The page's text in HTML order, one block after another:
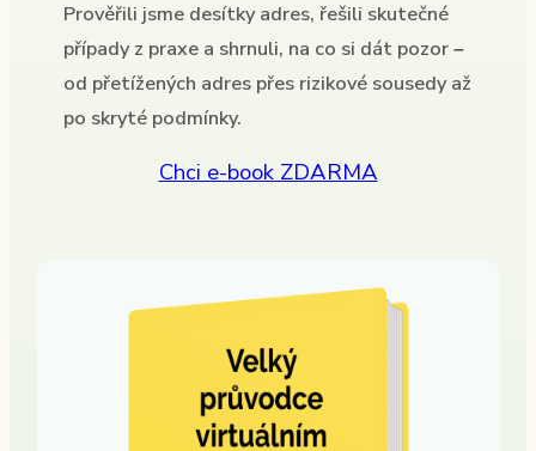
Prověřili jsme desítky adres, řešili skutečné
případy z praxe a shrnuli, na co si dát pozor –
od přetížených adres přes rizikové sousedy až
po skryté podmínky.
Chci e-book ZDARMA